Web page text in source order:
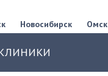
Новосибирск Омск